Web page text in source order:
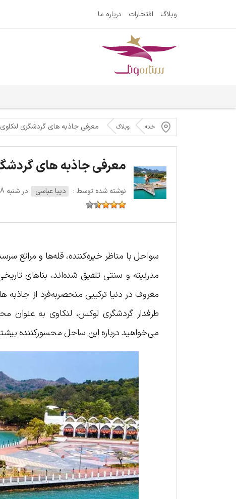
وبلاگ افتخارات درباره ما
خانه وبلاگ معرفی جاذبه‌ های گردشگری
معرفی جاذبه‌ های
نوشته شده توسط : دیبا عباسی در شنبه 18 نوامبر 2023
سواحل با مناظر خیره‌کننده، قله‌ها و مراتع
مدرنیته و سنتی تلفیق شده‌اند، بناهای
معروف در دنیا ترکیبی منحصربه‌فرد از
طرفدار گردشگری لوکس، لنکاوی به عنوان
می‌خواهید درباره این ساحل محسورکننده